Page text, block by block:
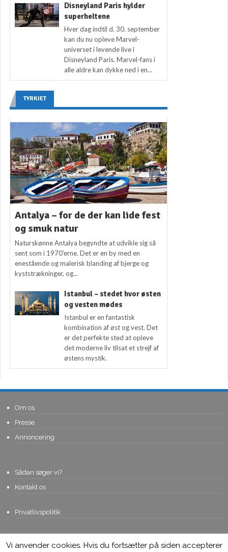
Disneyland Paris hylder
superheltene
Hver dag indtil d. 30. september
kan du nu opleve Marvel-
universet i levende live i
Disneyland Paris. Marvel-fans i
alle aldre kan dykke ned i en...
TYRKIET
Antalya – for de der kan lide fest
og smuk natur
Naturskønne Antalya begyndte at udvikle sig så
sent som i 1970’erne. Det er en by med en
enestående og malerisk blanding af bjerge og
kyststrækninger, og...
Istanbul – stedet hvor østen
og vesten mødes
Istanbul er en fantastisk
kombination af øst og vest. Det
er det perfekte sted at opleve
det moderne liv tilsat et strejf af
østens mystik.
Om os
Presse
Annoncering
Sådan søger vi?
Kontakt os
Privatlivspolitik
© Copyright 2015, Viviro.com ApS- Alle rettigheder forbeholdes. Vi
Vi anvender cookies. Hvis du fortsætter på siden accepterer